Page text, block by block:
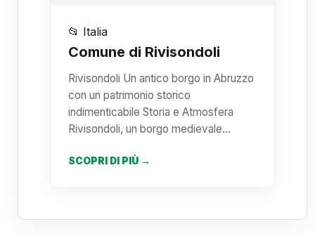
📂 Italia
Comune di Rivisondoli
Rivisondoli Un antico borgo in Abruzzo
con un patrimonio storico
indimenticabile Storia e Atmosfera
Rivisondoli, un borgo medievale…
SCOPRI DI PIÙ →